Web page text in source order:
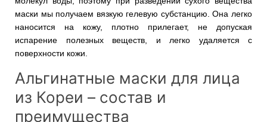
маски мы получаем вязкую гелевую субстанцию. Она легко
наносится на кожу, плотно прилегает, не допуская
испарение полезных веществ, и легко удаляется с
поверхности кожи.
Альгинатные маски для лица
из Кореи – состав и
преимущества